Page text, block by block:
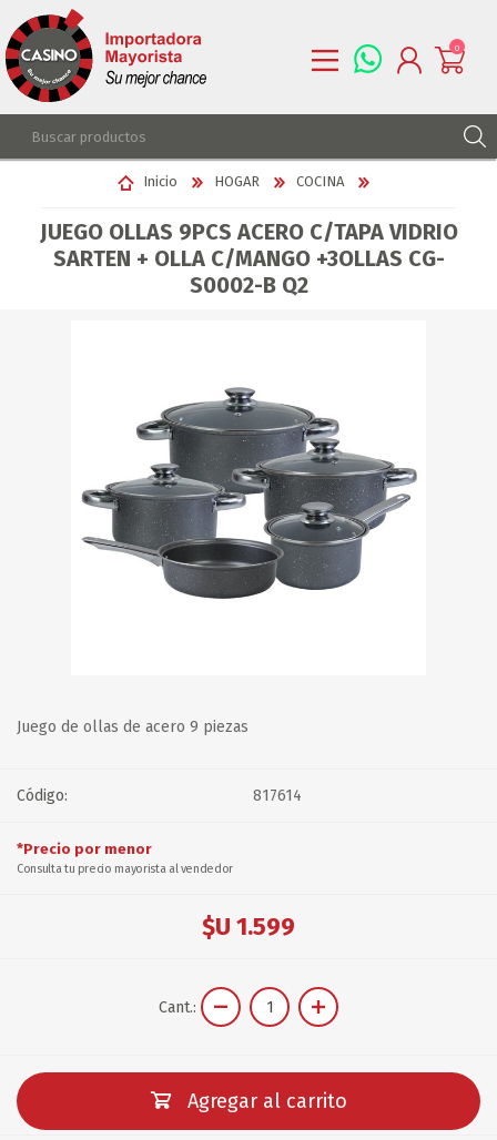
REGISTRARSE
LISTA DE DESEOS
0
Inicio HOGAR COCINA
JUEGO OLLAS 9PCS ACERO C/TAPA VIDRIO
SARTEN + OLLA C/MANGO +3OLLAS CG-
S0002-B Q2
Juego de ollas de acero 9 piezas
Código: 817614
*Precio por menor
Consulta tu precio mayorista al vendedor
$U 1.599
Cant.:
Agregar al carrito